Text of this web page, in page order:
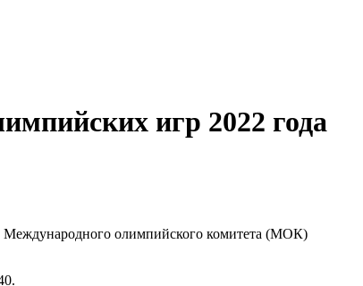
игр 2022 года
Международного олимпийского комитета (МОК)